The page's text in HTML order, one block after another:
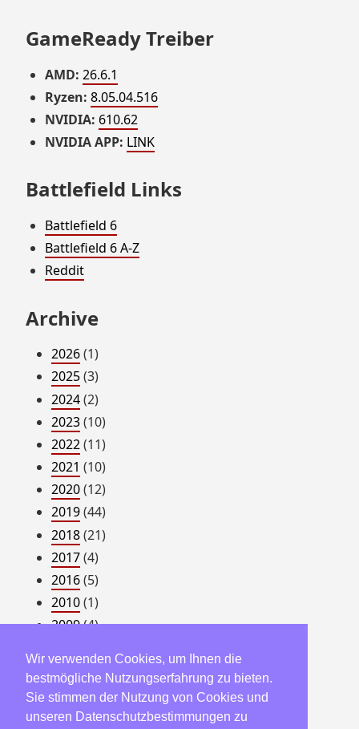
GameReady Treiber
AMD: 26.6.1
Ryzen: 8.05.04.516
NVIDIA: 610.62
NVIDIA APP: LINK
Battlefield Links
Battlefield 6
Battlefield 6 A-Z
Reddit
Archive
2026(1)
2025(3)
2024(2)
2023(10)
2022(11)
2021 (10)
2020(12)
2019(44)
2018(21)
2017(4)
2016(5)
2010(1)
2009(4)
2007 (22)
2006(23)
2005(182)
Wir verwenden Cookies, um Ihnen die
bestmögliche Nutzungserfahrung zu bieten.
Sie stimmen der Nutzung von Cookies und
unseren Datenschutzbestimmungen zu